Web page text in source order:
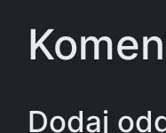
Dodaj